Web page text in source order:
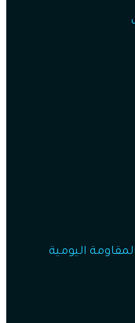
اليومية